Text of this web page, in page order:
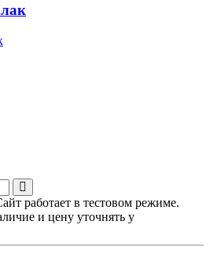
работает в тестовом режиме.
и цену уточнять у